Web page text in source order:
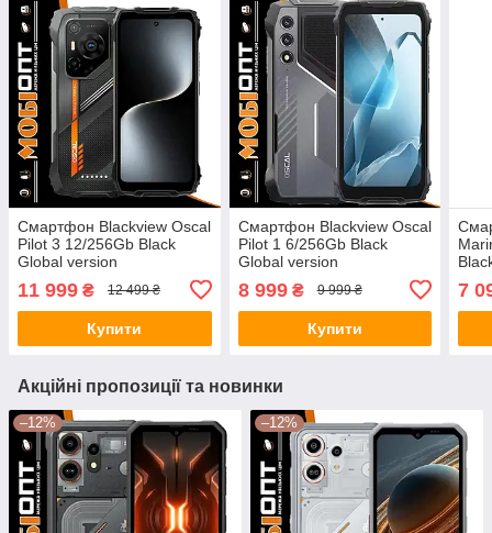
Смартфон Blackview Oscal
Pilot 3 12/256Gb Black
Global version
11 999 ₴ 12 499 ₴
Купити
Смартфон Blackview Oscal
Pilot 1 6/256Gb Black
Global version
8 999₴ 9 999 ₴
Купити
7
Акційні пропозиції та новинки
–12% –12%